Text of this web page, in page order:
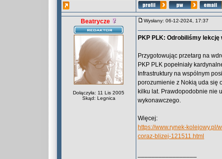
Beatrycze
Dołączyła: 11 Lis 2005
Skąd: Legnica
Wysłany: 06-12-2024, 17:37
PKP PLK: Odrobiliśmy lekcję
Przygotowując przetarg na
PKP PLK popełniały
Infrastruktury na wspólnym
porozumienie z Nokią uda się
kilku lat. Prawdopodobnie nie
wykonawczego.
Więcej:
https://www.rynek-
coraz-blizej-121511.html